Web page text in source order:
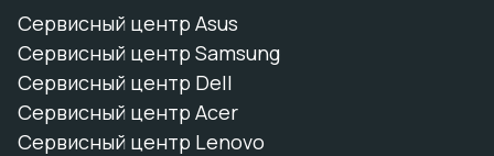
Сервисный центр Asus
Сервисный центр Samsung
Сервисный центр Dell
Сервисный центр Acer
Сервисный центр Lenovo